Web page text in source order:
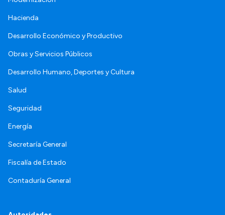
Hacienda
Desarrollo Económico y Productivo
Obras y Servicios Públicos
Desarrollo Humano, Deportes y Cultura
Salud
Seguridad
Energía
Secretaría General
Fiscalía de Estado
Contaduría General